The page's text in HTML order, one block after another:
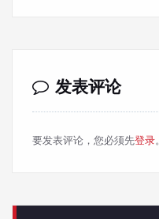
发表评论
要发表评论，您必须先登录。